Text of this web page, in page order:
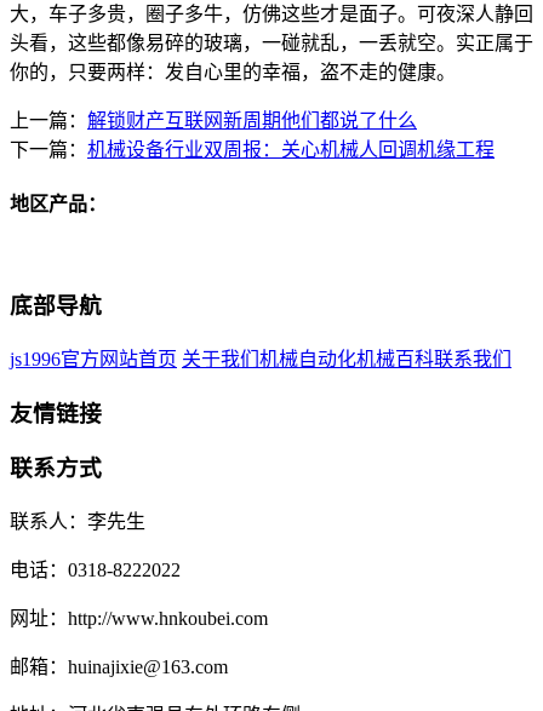
大，车子多贵，圈子多牛，仿佛这些才是面子。可夜深人静回
头看，这些都像易碎的玻璃，一碰就乱，一丢就空。实正属于
你的，只要两样：发自心里的幸福，盗不走的健康。
上一篇： 解锁财产互联网新周期他们都说了什么
下一篇： 机械设备行业双周报：关心机械人回调机缘工程
地区产品：
底部导航
js1996官方网站首页 关于我们 机械自动化机械百科联系我们
友情链接
联系方式
联系人：李先生
电话：0318-8222022
网址：http://www.hnkoubei.com
邮箱：huinajixie@163.com